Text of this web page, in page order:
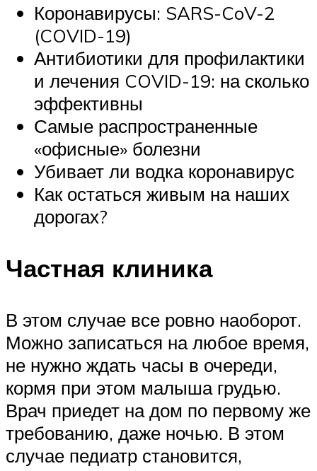
Коронавирусы: SARS-CoV-2
(COVID-19)
Антибиотики для профилактики
и лечения COVID-19: на сколько
эффективны
Самые распространенные
«офисные» болезни
Убивает ли водка коронавирус
Как остаться живым на наших
дорогах?
Частная клиника
В этом случае все ровно наоборот.
Можно записаться на любое время,
не нужно ждать часы в очереди,
кормя при этом малыша грудью.
Врач приедет на дом по первому же
требованию, даже ночью. В этом
случае педиатр становится,